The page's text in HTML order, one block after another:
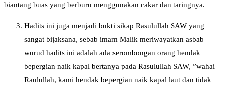
biantang buas yang berburu menggunakan cakar dan taringnya.
Hadits ini juga menjadi bukti sikap Rasulullah SAW yang
sangat bijaksana, sebab imam Malik meriwayatkan asbab
wurud hadits ini adalah ada serombongan orang hendak
bepergian naik kapal bertanya pada Rasulullah SAW, ”wahai
Raulullah, kami hendak bepergian naik kapal laut dan tidak